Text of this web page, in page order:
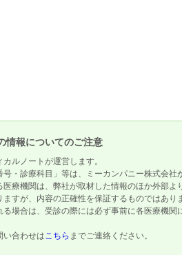
情報についてのご注意
ルノートが運営します。
号・診療科目」等は、ミーカンパニー株式会
医療機関は、弊社が取材した情報のほか外部
ますが、内容の正確性を保証するものではあり
る場合は、受診の際には必ず事前に各医療機
い合わせはこちら までご連絡ください。